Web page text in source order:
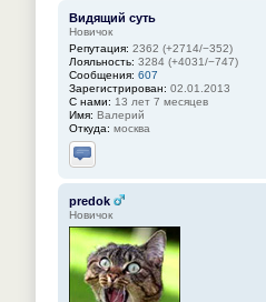
Видящий суть
Новичок
Репутация: 2362 (+2714/−352)
Лояльность: 3284 (+4031/−747)
Сообщения: 607
Зарегистрирован: 02.01.2013
С нами: 13 лет 7 месяцев
Имя: Валерий
Откуда: москва
Отправить личное
predok
Новичок